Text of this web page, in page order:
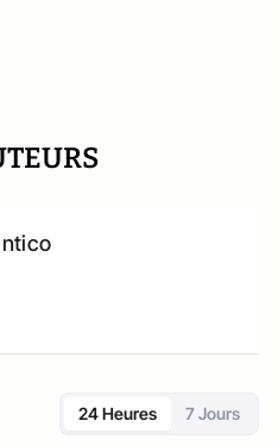
24 Heures 7 Jours